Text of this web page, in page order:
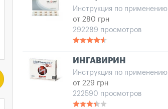
Инструкция по применению
от 280 грн
292289 просмотров
ИНГАВИРИН
Инструкция по применению
от 229 грн
222590 просмотров